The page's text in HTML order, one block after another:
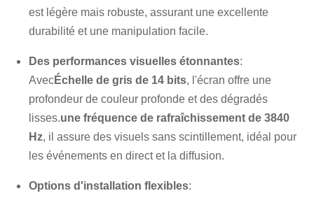
est légère mais robuste, assurant une excellente
durabilité et une manipulation facile.
Des performances visuelles étonnantes:
AvecÉchelle de gris de 14 bits, l'écran offre une
profondeur de couleur profonde et des dégradés
lisses.une fréquence de rafraîchissement de 3840
Hz, il assure des visuels sans scintillement, idéal pour
les événements en direct et la diffusion.
Options d'installation flexibles: